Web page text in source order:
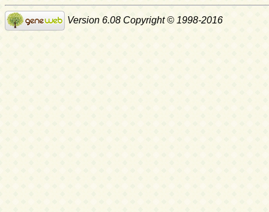
Version 6.08 Copyright © 1998-2016